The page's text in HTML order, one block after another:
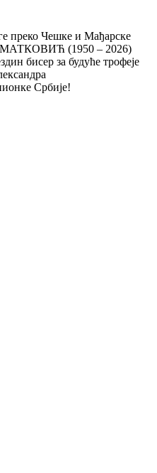
преко Чешке и Мађарске
(1950 – 2026)
бисер за будуће трофеје
Србије!